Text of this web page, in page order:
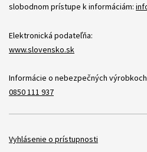
slobodnom prístupe k informáciám:
Elektronická podateľňa:
www.slovensko.sk
Informácie o nebezpečných
0850 111 937
Položky
Vyhlásenie o prístupnosti